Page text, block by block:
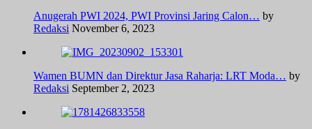
Anugerah PWI 2024, PWI Provinsi Jaring Calon… by
Redaksi November 6, 2023
Wamen BUMN dan Direktur Jasa Raharja: LRT Moda… by
Redaksi September 2, 2023